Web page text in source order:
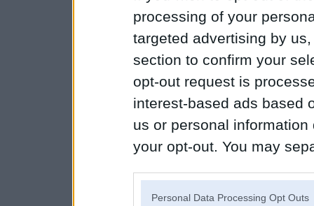
processing of your
targeted advertising by
section to confirm your
opt-out request is
interest-based ads based
us or personal
your opt-out. You may
Personal Data Processing Opt Outs